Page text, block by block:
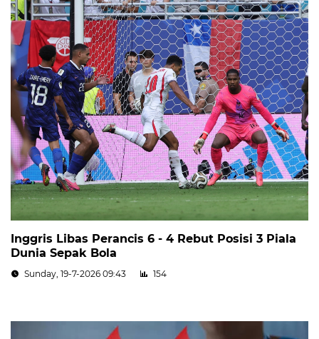
Inggris Libas Perancis 6 - 4 Rebut Posisi 3 Piala
Dunia Sepak Bola
Sunday, 19-7-2026 09:43 154